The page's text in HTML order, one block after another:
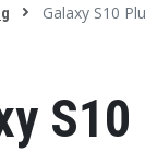
Galaxy S10